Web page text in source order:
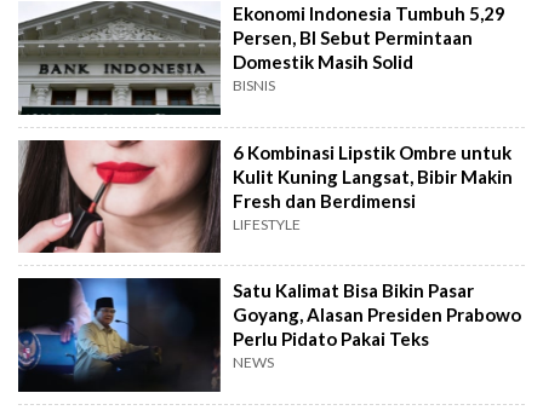
Ekonomi Indonesia Tumbuh 5,29
Persen, BI Sebut Permintaan
Domestik Masih Solid
BISNIS
6 Kombinasi Lipstik Ombre untuk
Kulit Kuning Langsat, Bibir Makin
Fresh dan Berdimensi
LIFESTYLE
Satu Kalimat Bisa Bikin Pasar
Goyang, Alasan Presiden Prabowo
Perlu Pidato Pakai Teks
NEWS